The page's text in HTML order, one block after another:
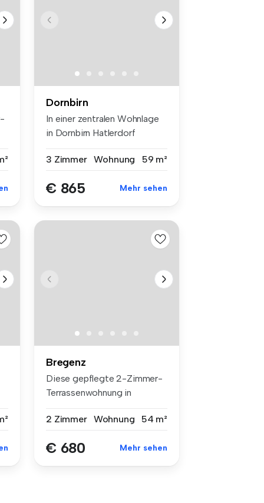
Dornbirn
In einer zentralen Wohnlage
in Dornbirn Hatlerdorf
3 Zimmer
Wohnung 59 m²
€ 865 Mehr sehen
Bregenz
Diese gepflegte 2-Zimmer-
Terrassenwohnung in
2 Zimmer Wohnung 54 m²
€ 680 Mehr sehen